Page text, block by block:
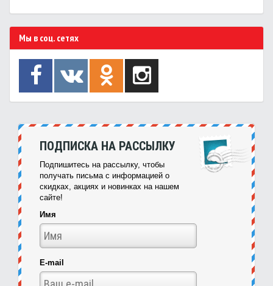
Мы в соц. сетях
ПОДПИСКА НА РАССЫЛКУ
Подпишитесь на рассылку, чтобы
получать письма с информацией о
скидках, акциях и новинках на нашем
сайте!
Имя
E-mail